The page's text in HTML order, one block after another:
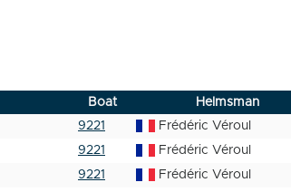
Boat Helmsman
9221 Frédéric Véroul
9221 Frédéric Véroul
9221 Frédéric Véroul